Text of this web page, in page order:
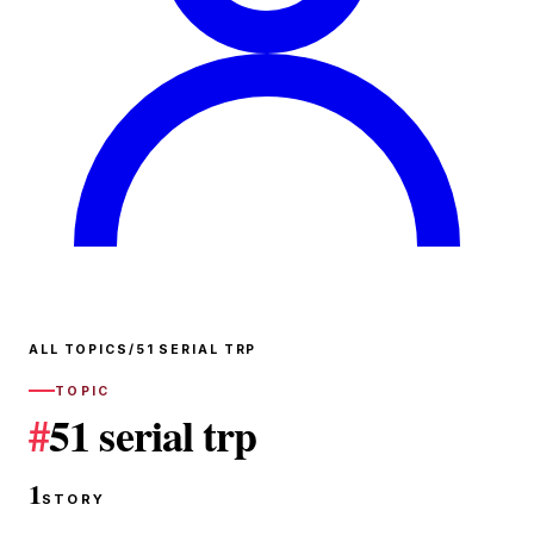
ALL TOPICS / 51 SERIAL TRP
TOPIC
#51 serial trp
1STORY